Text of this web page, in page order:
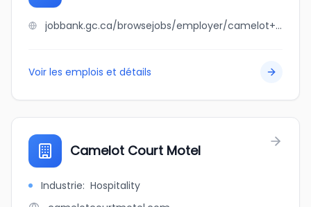
jobbank.gc.ca/browsejobs/employer/camelot+court+motel/ca
Voir les emplois et détails
Camelot Court Motel
Industrie: Hospitality